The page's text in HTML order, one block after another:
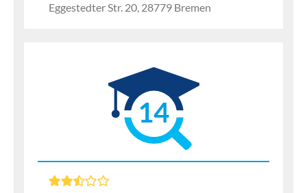
Eggestedter Str. 20, 28779 Bremen
14